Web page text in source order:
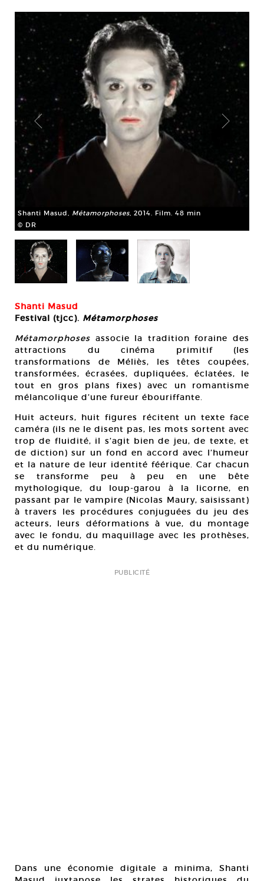
Shanti Masud, Métamorphoses, 2014. Film. 48 min
© DR
Shanti Masud
Festival (tjcc). Métamorphoses
Métamorphoses associe la tradition foraine des
attractions du cinéma primitif (les
transformations de Méliès, les têtes coupées,
transformées, écrasées, dupliquées, éclatées, le
tout en gros plans fixes) avec un romantisme
mélancolique d’une fureur ébouriffante.
Huit acteurs, huit figures récitent un texte face
caméra (ils ne le disent pas, les mots sortent avec
trop de fluidité, il s’agit bien de jeu, de texte, et
de diction) sur un fond en accord avec l’humeur
et la nature de leur identité féérique. Car chacun
se transforme peu à peu en une bête
mythologique, du loup-garou à la licorne, en
passant par le vampire (Nicolas Maury, saisissant)
à travers les procédures conjuguées du jeu des
acteurs, leurs déformations à vue, du montage
avec le fondu, du maquillage avec les prothèses,
et du numérique.
PUBLICITÉ
Dans une économie digitale a minima, Shanti